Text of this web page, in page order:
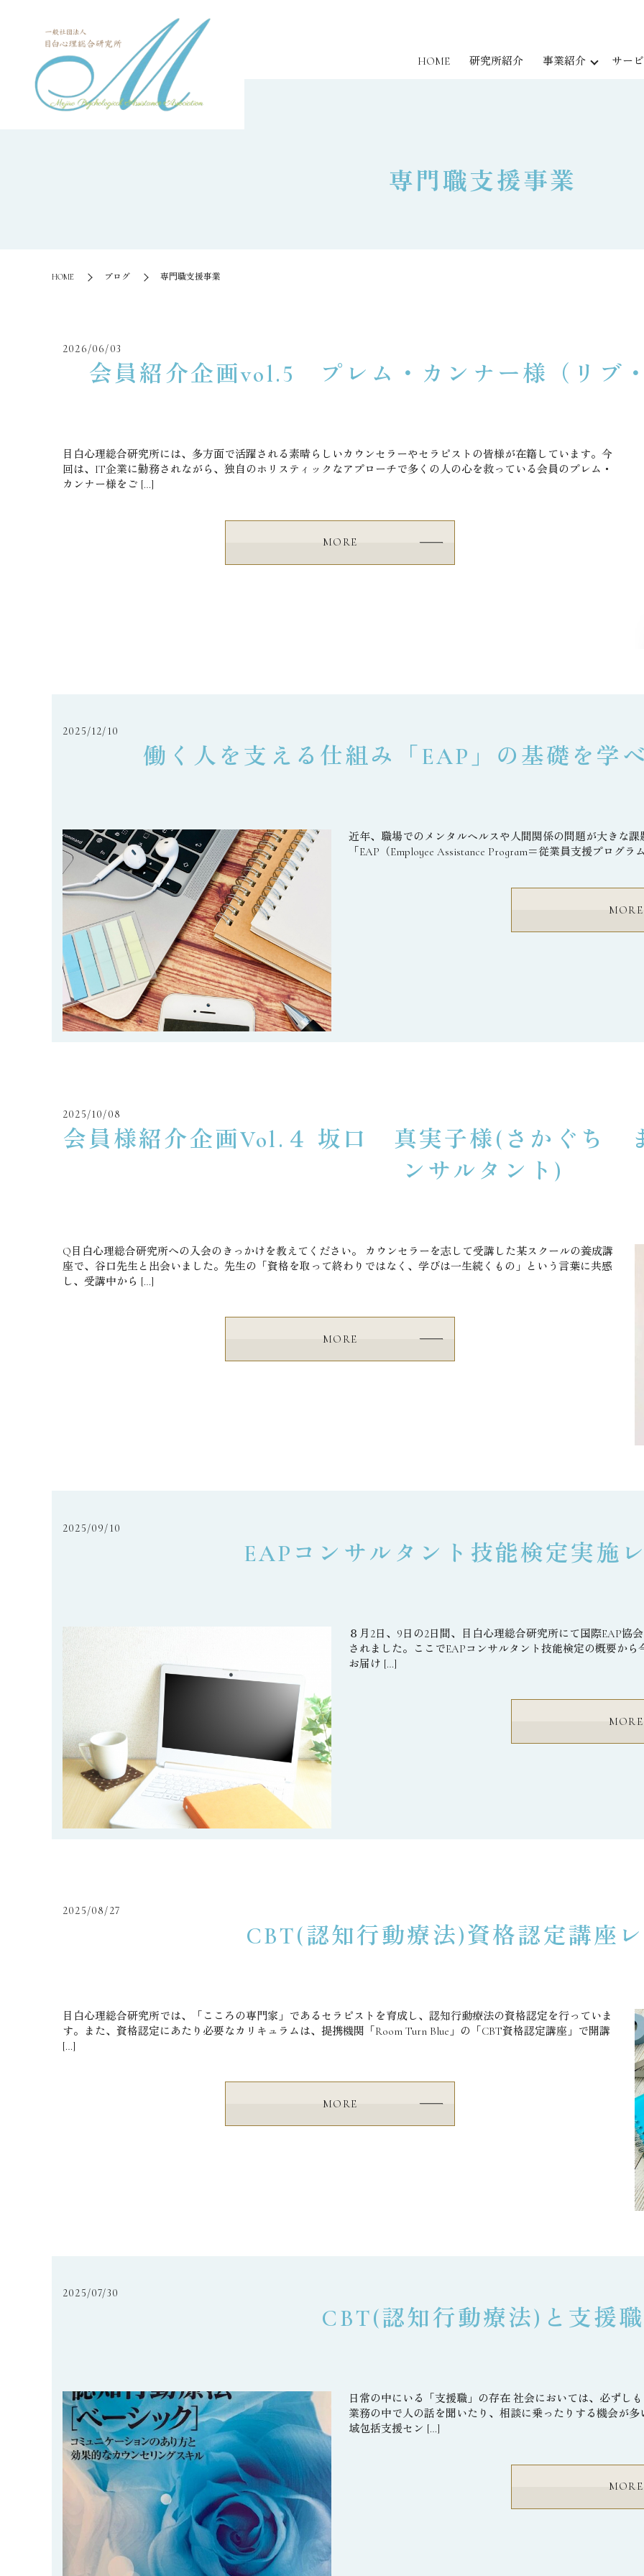
HOME 研究所紹介 事業紹介 サー
専門職支援事業
HOME ブログ 専門職支援事業
2026/06/03
会員紹介企画vol.5 プレム・カンナー様（リブ
目白心理総合研究所には、多方面で活躍される素晴らしいカウンセラーやセラピストの皆様が在籍しています。今
回は、IT企業に勤務されながら、独自のホリスティックなアプローチで多くの人の心を救っている会員のプレム・
カンナー様をご […]
MORE
2025/12/10
働く人を支える仕組み「EAP」の基礎を学
近年、職場でのメンタルヘルスや人間関係の問題が大きな
「EAP（Employee Assistance Program＝従業員支援プログ
MORE
2025/10/08
会員様紹介企画Vol.４ 坂口 真実子様(さかぐち
ンサルタント)
Q目白心理総合研究所への入会のきっかけを教えてください。 カウンセラーを志して受講した某スクールの養成講
座で、谷口先生と出会いました。先生の「資格を取って終わりではなく、学びは一生続くもの」という言葉に共感
し、受講中から […]
MORE
2025/09/10
EAPコンサルタント技能検定実施
８月2日、9日の2日間、目白心理総合研究所にて国際EAP協
されました。ここでEAPコンサルタント技能検定の概要か
お届け […]
MORE
2025/08/27
CBT(認知行動療法)資格認定講座
目白心理総合研究所では、「こころの専門家」であるセラピストを育成し、認知行動療法の資格認定を行っていま
す。また、資格認定にあたり必要なカリキュラムは、提携機関「Room Turn Blue」の「CBT資格認定講座」で開講
[…]
MORE
2025/07/30
CBT(認知行動療法)と支援職
日常の中にいる「支援職」の存在 社会においては、必ずし
業務の中で人の話を聞いたり、相談に乗ったりする機会が
域包括支援セン […]
MORE